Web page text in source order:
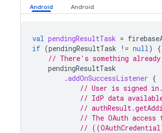
val pendingResultTask =
if (pendingResultTask != null)
{
// There's something
pendingResultTask
.addOnSuccessListener {
// User is signed in.
// IdP data
//
// The OAuth
//